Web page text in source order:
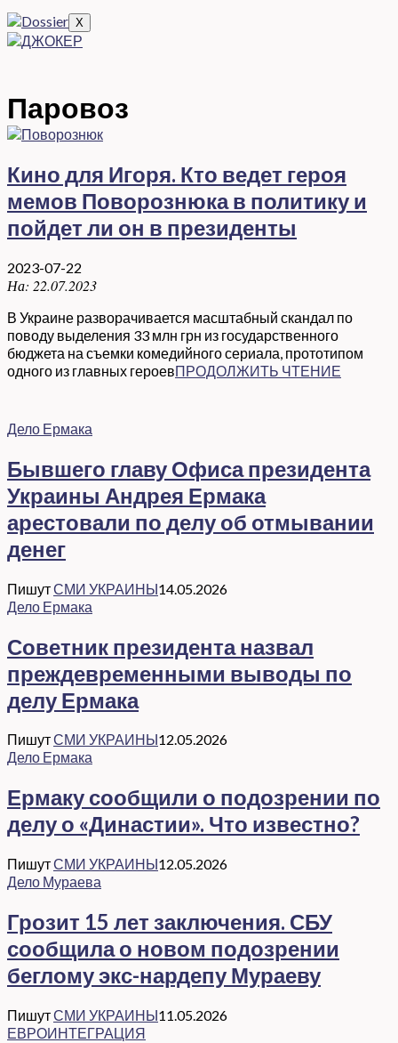
X
Паровоз
Кино для Игоря. Кто ведет героя
мемов Поворознюка в политику и
пойдет ли он в президенты
2023-07-22
На: 22.07.2023
В Украине разворачивается масштабный скандал по
поводу выделения 33 млн грн из государственного
бюджета на съемки комедийного сериала, прототипом
одного из главных героевПРОДОЛЖИТЬ ЧТЕНИЕ
Дело Ермака
Бывшего главу Офиса президента
Украины Андрея Ермака
арестовали по делу об отмывании
денег
ПишутСМИ УКРАИНЫ14.05.2026
Дело Ермака
Советник президента назвал
преждевременными выводы по
делу Ермака
ПишутСМИ УКРАИНЫ12.05.2026
Дело Ермака
Ермаку сообщили о подозрении по
делу о «Династии». Что известно?
ПишутСМИ УКРАИНЫ12.05.2026
Дело Мураева
Грозит 15 лет заключения. СБУ
сообщила о новом подозрении
беглому экс-нардепу Мураеву
ПишутСМИ УКРАИНЫ11.05.2026
ЕВРОИНТЕГРАЦИЯ